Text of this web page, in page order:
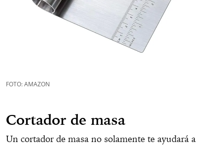
FOTO: AMAZON
Cortador de masa
Un cortador de masa no solamente te ayudará a